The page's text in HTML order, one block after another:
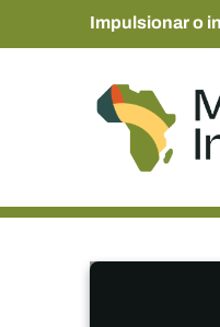
Impulsionar o